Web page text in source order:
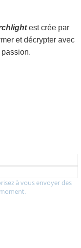
est crée par
et décrypter avec
à vous envoyer des